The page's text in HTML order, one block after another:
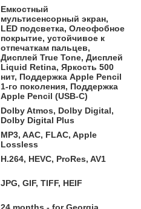
Емкостный
мультисенсорный экран,
LED подсветка, Олеофобное
покрытие, устойчивое к
отпечаткам пальцев,
Дисплей True Tone, Дисплей
Liquid Retina, Яркость 500
нит, Поддержка Apple Pencil
1-го поколения, Поддержка
Apple Pencil (USB‑C)
Dolby Atmos, Dolby Digital,
Dolby Digital Plus
MP3, AAC, FLAC, Apple
Lossless
H.264, HEVC, ProRes, AV1
JPG, GIF, TIFF, HEIF
24 months - for Georgia